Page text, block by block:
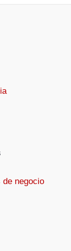
negocio